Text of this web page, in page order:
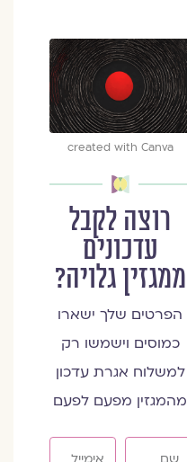
created with Canva
רוצה לקבל
עדכונים
ממגזין גלויה?
הפרטים שלך ישארו
כמוסים וישמשו רק
למשלוח אגרת עדכון
מהמגזין מפעם לפעם